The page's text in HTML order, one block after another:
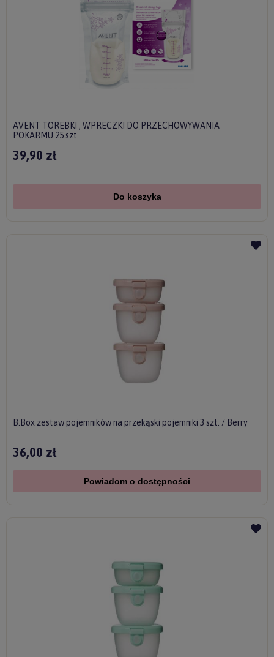
AVENT TOREBKI , WPRECZKI DO PRZECHOWYWANIA
POKARMU 25 szt.
39,90 zł
Do koszyka
B.Box zestaw pojemników na przekąski pojemniki 3 szt. / Berry
36,00 zł
Powiadom o dostępności